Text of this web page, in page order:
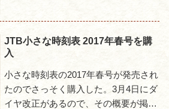
釣りで使ったことがあり丈夫で使いや
すくて悪くはないけど、いくら折...
JTB小さな時刻表 2017年春号を購
入
小さな時刻表の2017年春号が発売され
たのでさっそく購入した。3月4日にダ
イヤ改正があるので、その概要が掲載